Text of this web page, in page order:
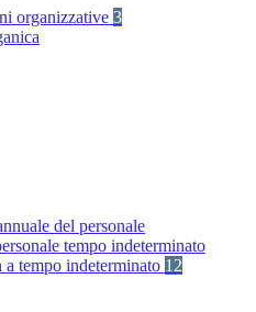
organizzative 3
del personale
tempo indeterminato
a tempo indeterminato 12